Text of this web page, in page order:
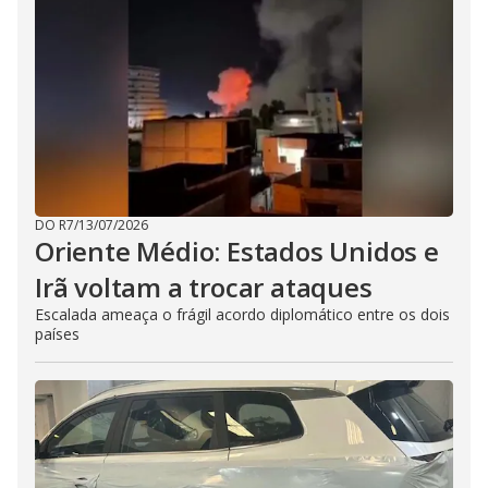
DO R7/13/07/2026
Oriente Médio: Estados Unidos e
Irã voltam a trocar ataques
Escalada ameaça o frágil acordo diplomático entre os dois
países